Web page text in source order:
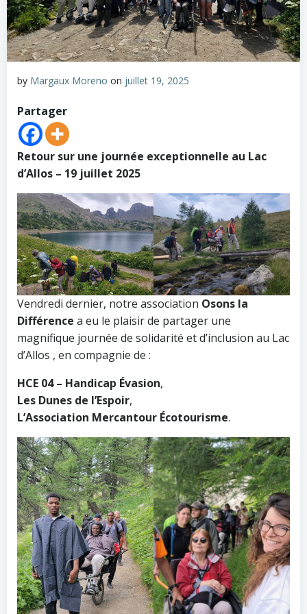
by Margaux Moreno on juillet 19, 2025
Partager
Retour sur une journée exceptionnelle au Lac
d’Allos – 19 juillet 2025
Vendredi dernier, notre association Osons la
Différence a eu le plaisir de partager une
magnifique journée de solidarité et d’inclusion au Lac
d’Allos , en compagnie de :
HCE 04 – Handicap Évasion,
Les Dunes de l’Espoir,
L’Association Mercantour Écotourisme.